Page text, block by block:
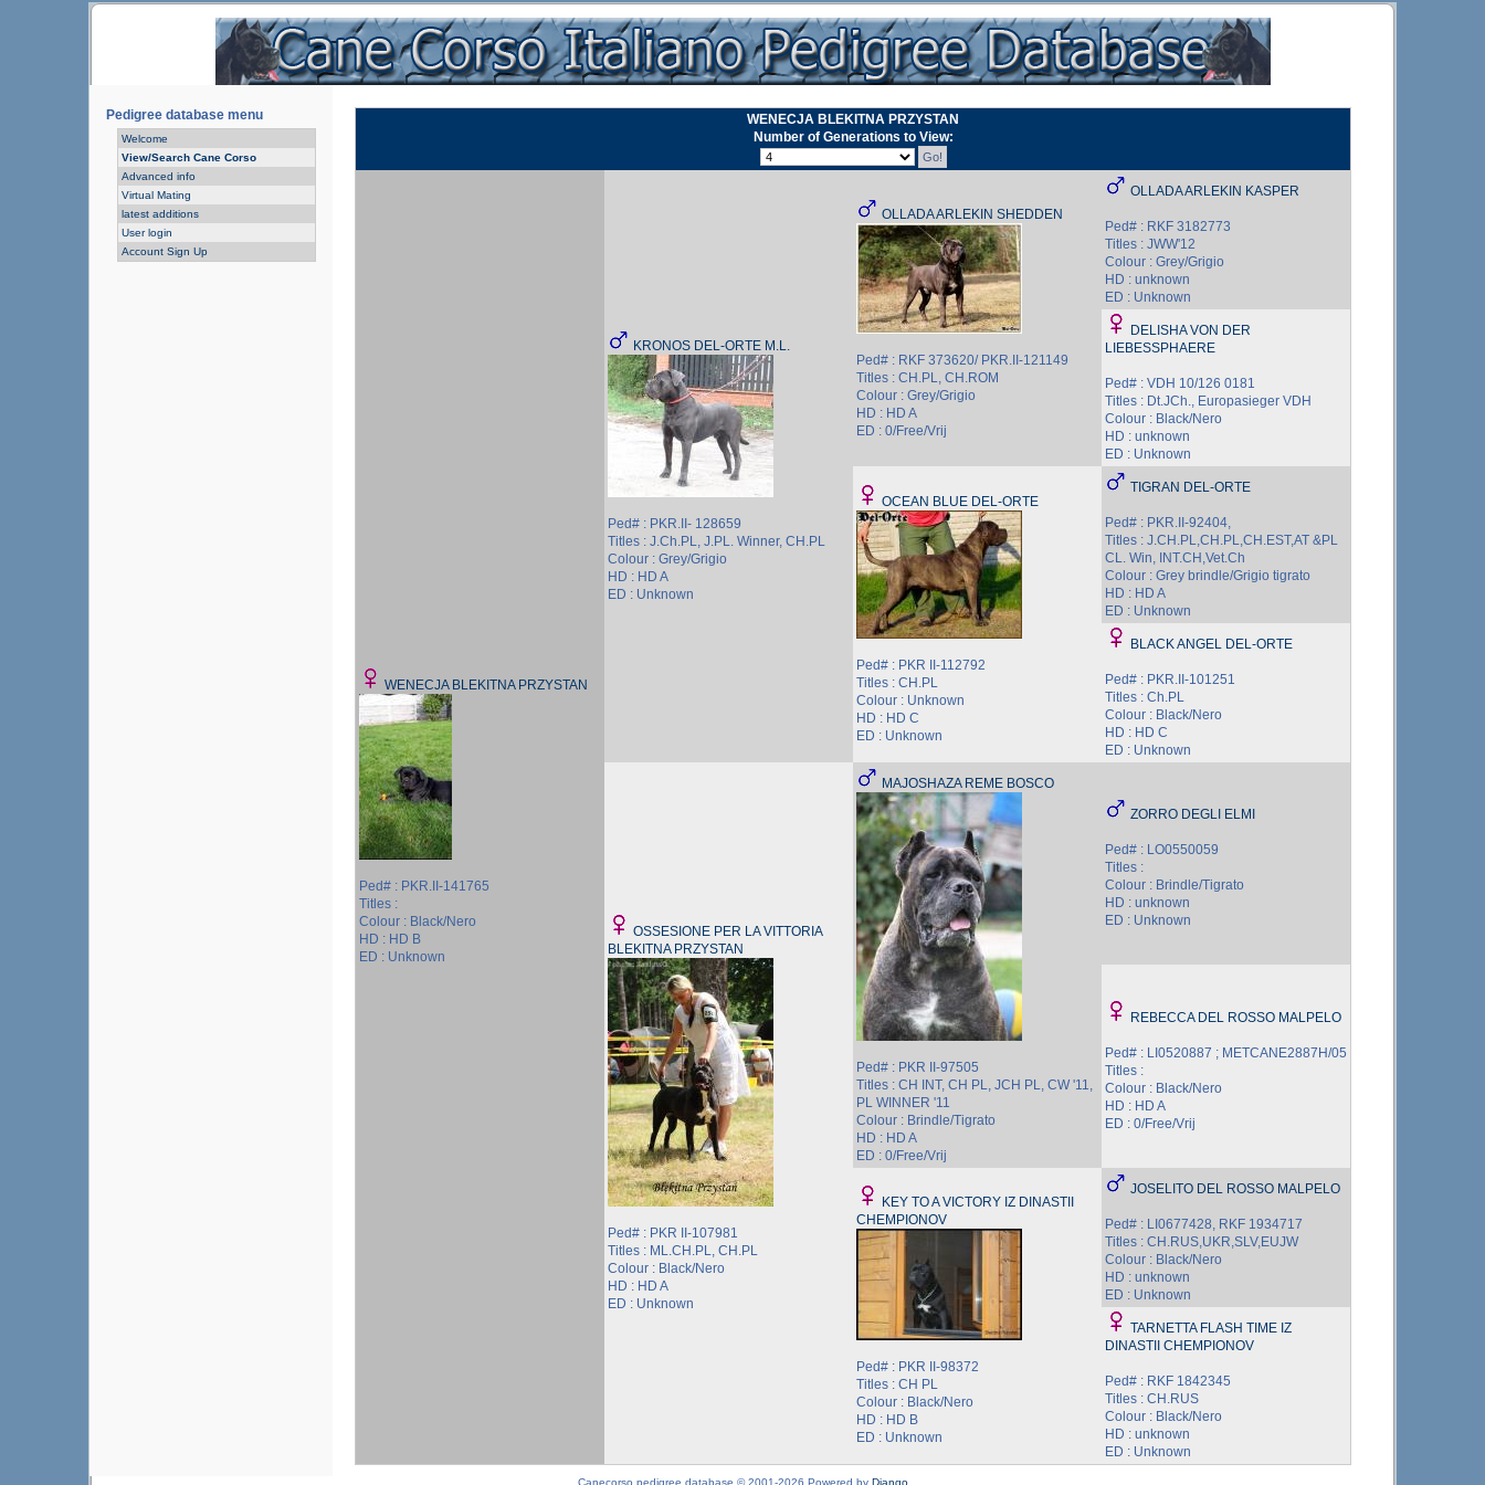
Pedigree database menu
Welcome
View/Search Cane Corso
Advanced info
Virtual Mating
latest additions
User login
Account Sign Up
WENECJA BLEKITNA PRZYSTAN
Number of Generations to View:
WENECJA BLEKITNA PRZYSTAN
Ped# : PKR.II-141765
Titles :
Colour : Black/Nero
HD : HD B
ED : Unknown
KRONOS DEL-ORTE M.L.
Ped# : PKR.II- 128659
Titles : J.Ch.PL, J.PL. Winner, CH.PL
Colour : Grey/Grigio
HD : HD A
ED : Unknown
OLLADA ARLEKIN SHEDDEN
Ped# : RKF 373620/ PKR.II-121149
Titles : CH.PL, CH.ROM
Colour : Grey/Grigio
HD : HD A
ED : 0/Free/Vrij
OLLADA ARLEKIN KASPER
Ped# : RKF 3182773
Titles : JWW'12
Colour : Grey/Grigio
HD : unknown
ED : Unknown
DELISHA VON DER
LIEBESSPHAERE
Ped# : VDH 10/126 0181
Titles : Dt.JCh., Europasieger VDH
Colour : Black/Nero
HD : unknown
ED : Unknown
OCEAN BLUE DEL-ORTE
Ped# : PKR II-112792
Titles : CH.PL
Colour : Unknown
HD : HD C
ED : Unknown
TIGRAN DEL-ORTE
Ped# : PKR.II-92404,
Titles : J.CH.PL,CH.PL,CH.EST,AT &PL
CL. Win, INT.CH,Vet.Ch
Colour : Grey brindle/Grigio tigrato
HD : HD A
ED : Unknown
BLACK ANGEL DEL-ORTE
Ped# : PKR.II-101251
Titles : Ch.PL
Colour : Black/Nero
HD : HD C
ED : Unknown
OSSESIONE PER LA VITTORIA
BLEKITNA PRZYSTAN
Ped# : PKR II-107981
Titles : ML.CH.PL, CH.PL
Colour : Black/Nero
HD : HD A
ED : Unknown
MAJOSHAZA REME BOSCO
Ped# : PKR II-97505
Titles : CH INT, CH PL, JCH PL, CW '11,
PL WINNER '11
Colour : Brindle/Tigrato
HD : HD A
ED : 0/Free/Vrij
ZORRO DEGLI ELMI
Ped# : LO0550059
Titles :
Colour : Brindle/Tigrato
HD : unknown
ED : Unknown
REBECCA DEL ROSSO MALPELO
Ped# : LI0520887 ; METCANE2887H/05
Titles :
Colour : Black/Nero
HD : HD A
ED : 0/Free/Vrij
KEY TO A VICTORY IZ DINASTII
CHEMPIONOV
Ped# : PKR II-98372
Titles : CH PL
Colour : Black/Nero
HD : HD B
ED : Unknown
JOSELITO DEL ROSSO MALPELO
Ped# : LI0677428, RKF 1934717
Titles : CH.RUS,UKR,SLV,EUJW
Colour : Black/Nero
HD : unknown
ED : Unknown
TARNETTA FLASH TIME IZ
DINASTII CHEMPIONOV
Ped# : RKF 1842345
Titles : CH.RUS
Colour : Black/Nero
HD : unknown
ED : Unknown
Canecorso pedigree database © 2001-2026 Powered by Django